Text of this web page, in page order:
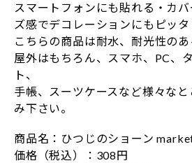
スマートフォンにも貼れる・カ
ズ感でデコレーションにもピッ
こちらの商品は耐水、耐光性のあ
屋外はもちろん、スマホ、PC、
ト、
手帳、スーツケースなど様々な
み下さい。
商品名：ひつじのショーン
価格（税込）：308円